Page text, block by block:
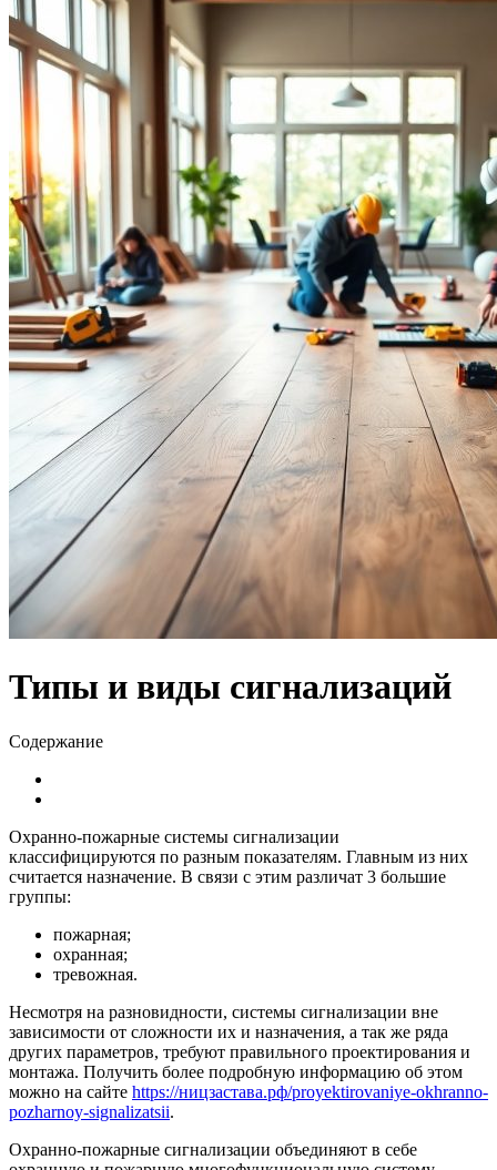
Типы и виды сигнализаций
Содержание
Охранно-пожарные системы сигнализации
классифицируются по разным показателям. Главным из них
считается назначение. В связи с этим различат 3 большие
группы:
пожарная;
охранная;
тревожная.
Несмотря на разновидности, системы сигнализации вне
зависимости от сложности их и назначения, а так же ряда
других параметров, требуют правильного проектирования и
монтажа. Получить более подробную информацию об этом
можно на сайте https://ницзастава.рф/proyektirovaniye-okhranno-
pozharnoy-signalizatsii.
Охранно-пожарные сигнализации объединяют в себе